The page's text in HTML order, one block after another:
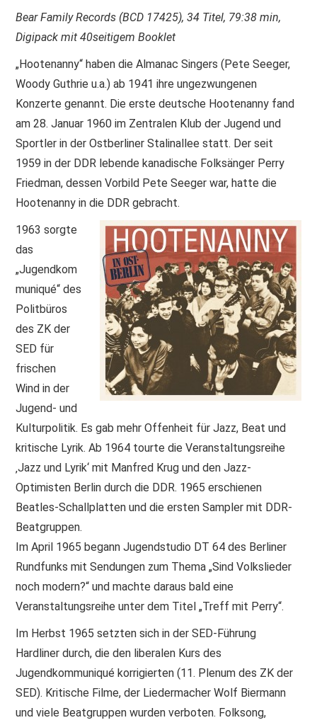
Bear Family Records (BCD 17425), 34 Titel, 79:38 min,
Digipack mit 40seitigem Booklet
„Hootenanny“ haben die Almanac Singers (Pete Seeger,
Woody Guthrie u.a.) ab 1941 ihre ungezwungenen
Konzerte genannt. Die erste deutsche Hootenanny fand
am 28. Januar 1960 im Zentralen Klub der Jugend und
Sportler in der Ostberliner Stalinallee statt. Der seit
1959 in der DDR lebende kanadische Folksänger Perry
Friedman, dessen Vorbild Pete Seeger war, hatte die
Hootenanny in die DDR gebracht.
1963 sorgte
das
„Jugendkom
muniqué“ des
Politbüros
des ZK der
SED für
frischen
Wind in der
Jugend- und
Kulturpolitik. Es gab mehr Offenheit für Jazz, Beat und
kritische Lyrik. Ab 1964 tourte die Veranstaltungsreihe
‚Jazz und Lyrik‘ mit Manfred Krug und den Jazz-
Optimisten Berlin durch die DDR. 1965 erschienen
Beatles-Schallplatten und die ersten Sampler mit DDR-
Beatgruppen.
Im April 1965 begann Jugendstudio DT 64 des Berliner
Rundfunks mit Sendungen zum Thema „Sind Volkslieder
noch modern?“ und machte daraus bald eine
Veranstaltungsreihe unter dem Titel „Treff mit Perry“.
Im Herbst 1965 setzten sich in der SED-Führung
Hardliner durch, die den liberalen Kurs des
Jugendkommuniqué korrigierten (11. Plenum des ZK der
SED). Kritische Filme, der Liedermacher Wolf Biermann
und viele Beatgruppen wurden verboten. Folksong,